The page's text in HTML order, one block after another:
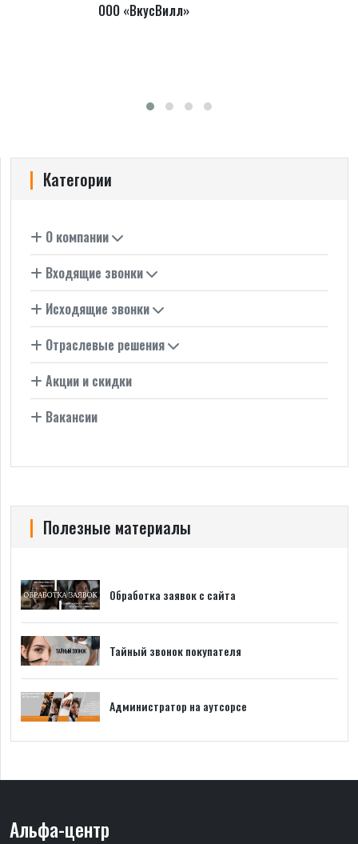
ООО «ВкусВилл»
Категории
О компании
Входящие звонки
Исходящие звонки
Отраслевые решения
Акции и скидки
Вакансии
Полезные материалы
Обработка заявок с сайта
Тайный звонок покупателя
Администратор на аутсорсе
Альфа-центр